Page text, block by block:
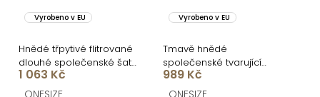
Vyrobeno v EU
Hnědé třpytivé flitrované
dlouhé společenské šaty
LORVEA na ramínka
1 063 Kč
Vyrobeno v EU
Tmavě hnědé
společenské tvarující
šaty RELANIO s průstřihy
989 Kč